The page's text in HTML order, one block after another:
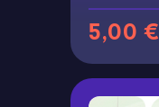
5,00 €